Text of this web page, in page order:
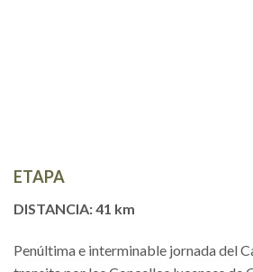
ETAPA
DISTANCIA: 41 km
Penúltima e interminable jornada del